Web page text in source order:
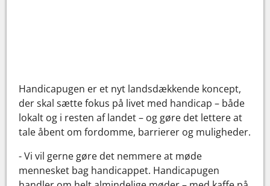
Handicapugen er et nyt landsdækkende koncept,
der skal sætte fokus på livet med handicap – både
lokalt og i resten af landet – og gøre det lettere at
tale åbent om fordomme, barrierer og muligheder.
- Vi vil gerne gøre det nemmere at møde
mennesket bag handicappet. Handicapugen